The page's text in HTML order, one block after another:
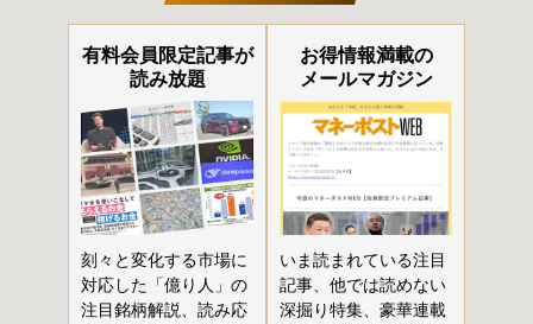
有料会員限定記事が
読み放題
刻々と変化する市場に
対応した「億り人」の
注目銘柄解説、読み応
お得情報満載の
メールマガジン
いま読まれている注目
記事、他では読めない
深掘り特集、豪華連載